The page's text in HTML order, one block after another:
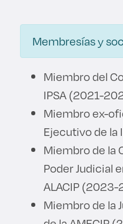
Membresías y
Miembro del
IPSA (2021-
Miembro ex-
Ejecutivo de la
Miembro de la
Poder Judicial
ALACIP
Miembro de la